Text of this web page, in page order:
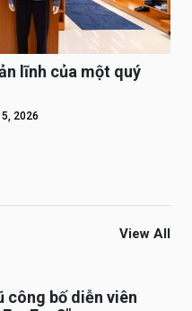
lĩnh của một quý
2026
View All
công bố diễn viên